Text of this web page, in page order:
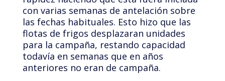
con varias semanas de antelación sobre
las fechas habituales. Esto hizo que las
flotas de frigos desplazaran unidades
para la campaña, restando capacidad
todavía en semanas que en años
anteriores no eran de campaña.